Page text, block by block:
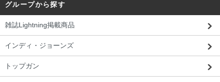
グループから探す
雑誌Lightning掲載商品
インディ・ジョーンズ
トップガン